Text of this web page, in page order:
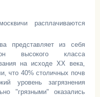
расплачиваются
представляет из себя
высокого класса
на исходе ХХ века,
что 40% столичных почв
уровень загрязнения
"грязными" оказались